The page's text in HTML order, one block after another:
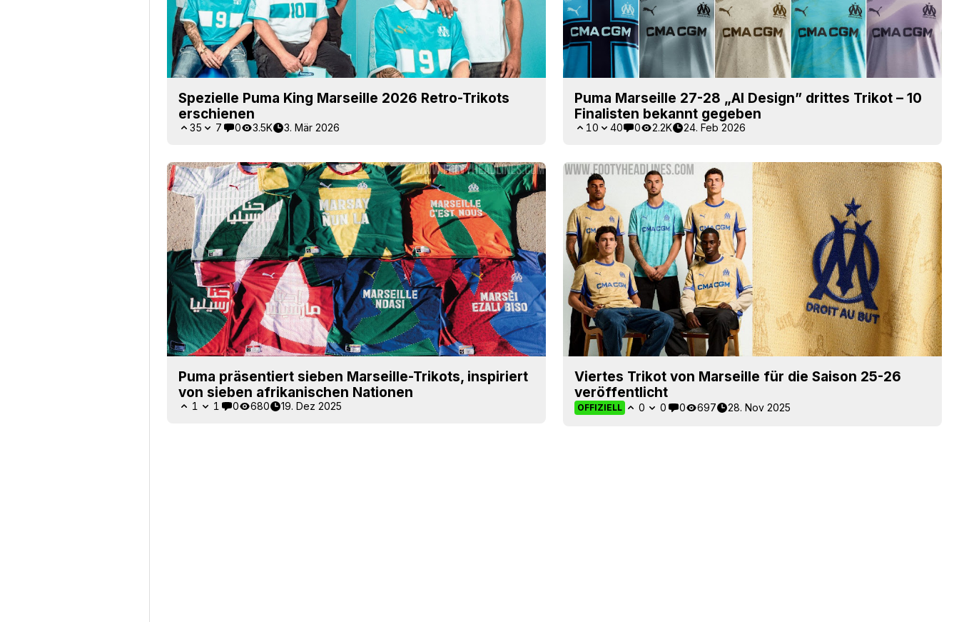
Spezielle Puma King Marseille 2026 Retro-Trikots
erschienen
35 7 0 3.5K 3. Mär 2026
Puma Marseille 27-28 „AI Design” drittes Trikot – 10
Finalisten bekannt gegeben
10 40 0 2.2K 24. Feb 2026
Puma präsentiert sieben Marseille-Trikots, inspiriert
von sieben afrikanischen Nationen
1 1 0 680 19. Dez 2025
Viertes Trikot von Marseille für die Saison 25-26
veröffentlicht
OFFIZIELL 0 0 0 697 28. Nov 2025